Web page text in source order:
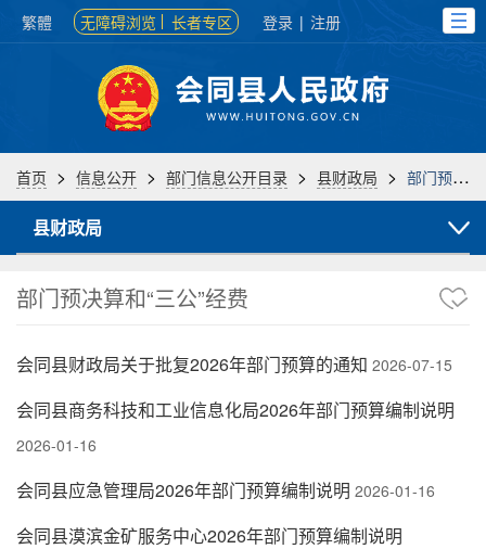
繁體 无障碍浏览 长者专区 登录 | 注册
首页 > 信息公开 > 部门信息公开目录 > 县财政局 > 部门预决算和“三公”经费
县财政局
部门预决算和“三公”经费
会同县财政局关于批复2026年部门预算的通知 2026-07-15
会同县商务科技和工业信息化局2026年部门预算编制说明
2026-01-16
会同县应急管理局2026年部门预算编制说明 2026-01-16
会同县漠滨金矿服务中心2026年部门预算编制说明